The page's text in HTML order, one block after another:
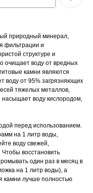
природный минерал,
фильтрации и
структуре и
очищает воду от вредных
камни являются
воду от 95% загрязняющих
тяжелых металлов,
насыщает воду кислородом,
перед использованием.
на 1 литр воды,
воду свежей,
восстановить
один раз в месяц в
на 1 литр воды), а
камни лучше полностью